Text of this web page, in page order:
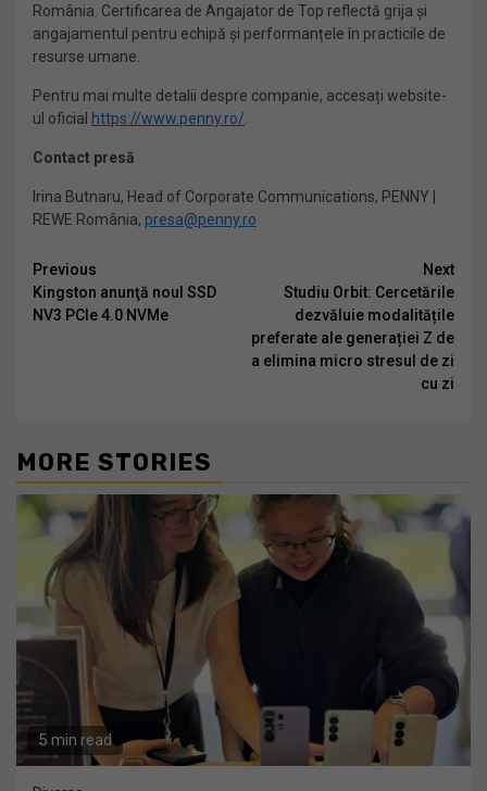
România. Certificarea de Angajator de Top reflectă grija și
angajamentul pentru echipă și performanțele în practicile de
resurse umane.
Pentru mai multe detalii despre companie, accesați website-
ul oficial https://www.penny.ro/
Contact presă
Irina Butnaru, Head of Corporate Communications, PENNY |
REWE România, presa@penny.ro
Continue
Reading
Previous
Kingston anunţă noul SSD
NV3 PCIe 4.0 NVMe
Next
Studiu Orbit: Cercetările
dezvăluie modalitățile
preferate ale generației Z de
a elimina micro stresul de zi
cu zi
MORE STORIES
5 min read